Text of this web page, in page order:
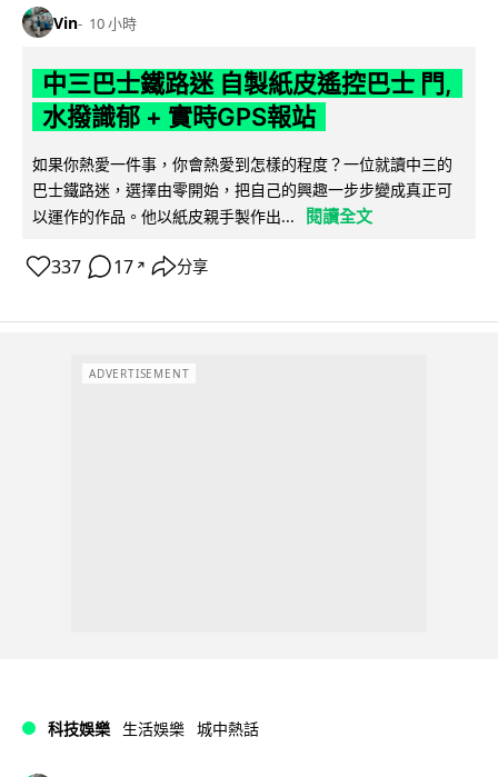
Vin 10 小時
中三巴士鐵路迷 自製紙皮遙控巴士 門,
水撥識郁 + 實時GPS報站
如果你熱愛一件事，你會熱愛到怎樣的程度？一位就讀中三的
巴士鐵路迷，選擇由零開始，把自己的興趣一步步變成真正可
以運作的作品。他以紙皮親手製作出...
閱讀全文
337 17 ↗ 分享
ADVERTISEMENT
科技娛樂 生活娛樂 城中熱話